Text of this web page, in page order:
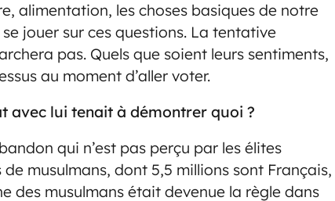
alimentation, les choses basiques de notre
jouer sur ces questions. La tentative
pas. Quels que soient leurs sentiments,
au moment d’aller voter.
avec lui tenait à démontrer quoi ?
qui n’est pas perçu par les élites
musulmans, dont 5,5 millions sont Français,
des musulmans était devenue la règle dans